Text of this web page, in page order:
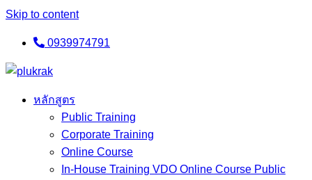
Skip to content
0939974791
หลักสูตร
Public Training
Corporate Training
Online Course
In-House Training VDO Online Course Public